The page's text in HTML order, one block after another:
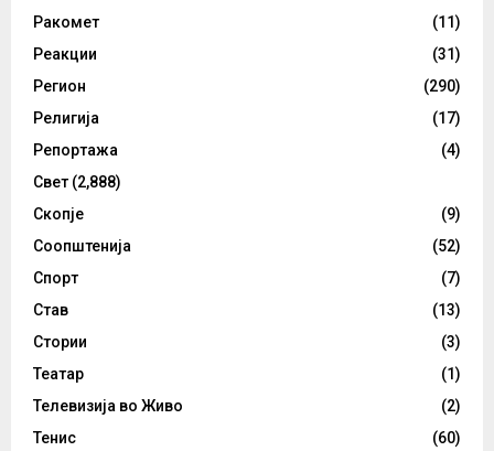
Ракомет
(11)
Реакции
(31)
Регион
(290)
Религија
(17)
Репортажа
(4)
Свет (2,888)
Скопје
(9)
Соопштенија
(52)
Спорт
(7)
Став
(13)
Стории
(3)
Театар
(1)
Телевизија во Живо
(2)
Тенис
(60)